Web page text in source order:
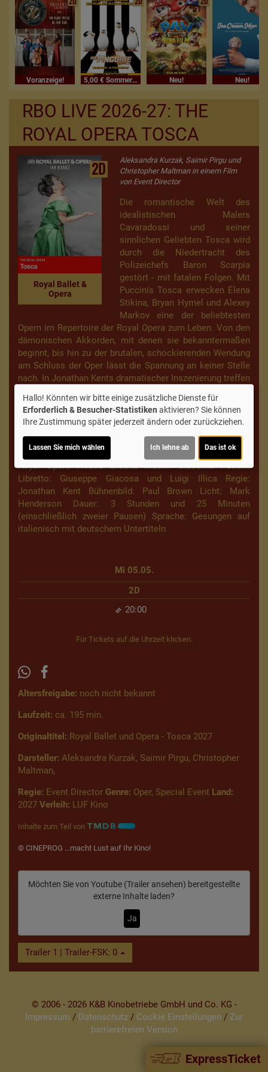
ExpressTicket
Voranzeige! 5,00 € Sommerferienkino Neu! Neu!
RBO LIVE 2026-27: THE
ROYAL OPERA TOSCA
2D
Royal Ballet &
Opera
Aleksandra Kurzak, Saimir Pirgu und
Christopher Maltman in einem Film
von Event Director
Die romantische Welt des
idealistischen Malers
Cavaradossi und seiner
sinnlichen Geliebten Tosca wird
durch die Niedertracht des
Polizeichefs Baron Scarpia
gestört - mit fatalen Folgen. Mit
Puccinis Tosca erwecken Elena
Stikina, Bryan Hymel und Alexey
Markov eine der beliebtesten
Opern im Repertoire der Royal Opera zum Leben. Von den
dämonischen Akkorden, mit denen sie bekanntermaßen
beginnt, bis hin zu der brutalen, schockierenden Wendung
am Schluss der Oper lässt die Spannung an keiner Stelle
nach. In Jonathan Kents dramatischer Inszenierung treffen
Besetzung Elena Stikina (Floria Tosca) Bryan Hymel
(Mario Cavaradossi) Alexey Markov (Baron Scarpia)
Hubert Francis (Spoletta) Yuriy Yurchuk (Cesare
Angelotti) Jeremy White (Messner) Jihoon Kim
(Sciarrone) Chor des Royal Opera House Orchester des
Royal Opera House Credits Musik: Giacomo Puccini
Libretto: Giuseppe Giacosa und Luigi Illica Regie:
Jonathan Kent Bühnenbild: Paul Brown Licht: Mark
Henderson Dauer: 3 Stunden und 25 Minuten
(einschließlich zweier Pausen) Sprache: Gesungen auf
italienisch mit deutschem Untertiteln
Mi 05.05.
20:00
2D
Für Tickets auf die Uhrzeit klicken.
Altersfreigabe: noch nicht bekannt
Laufzeit: ca. 195 min.
Originaltitel: Royal Ballet und Opera - Tosca 2027
Darsteller: Aleksandra Kurzak, Saimir Pirgu, Christopher
Maltman,
Regie: Event Director Genre: Oper, Special Event Land:
2027 Verleih: LUF Kino
Inhalte zum Teil von
© CINEPROG ...macht Lust auf Ihr Kino!
Möchten Sie von Youtube (Trailer ansehen) bereitgestellte
externe Inhalte laden?
Ja
Trailer 1 | Trailer-FSK: 0
© 2006 - 2026 K&B Kinobetriebe GmbH und Co. KG -
Impressum / Datenschutz / Cookie Einstellungen / Zur
barrierefreien Version
Hallo! Könnten wir bitte einige zusätzliche Dienste für
Erforderlich & Besucher-Statistiken aktivieren? Sie können
Ihre Zustimmung später jederzeit ändern oder zurückziehen.
Lassen Sie mich wählen Ich lehne ab Das ist ok